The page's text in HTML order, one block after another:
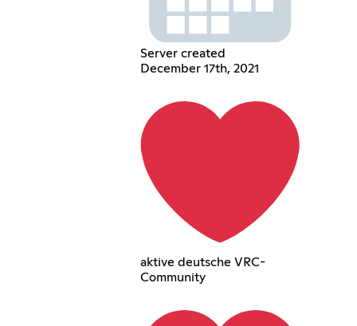
Server created
December 17th, 2021
aktive deutsche VRC-
Community